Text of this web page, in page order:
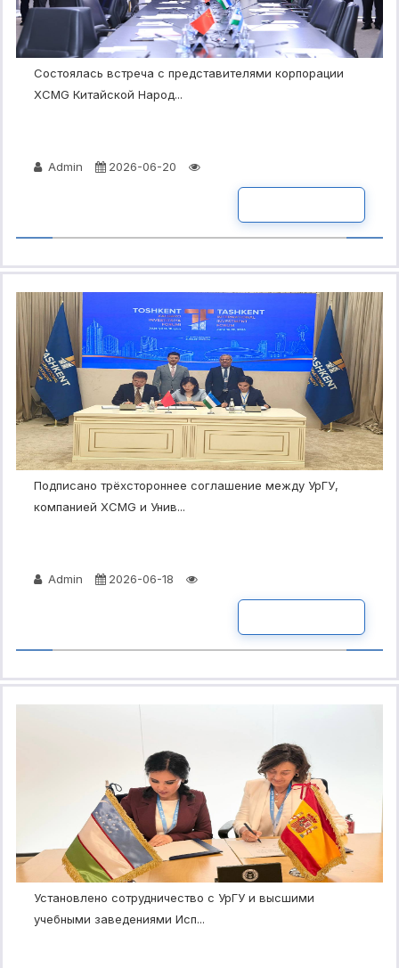
Состоялась встреча с представителями корпорации
XCMG Китайской Народ...
Admin 2026-06-20
Подписано трёхстороннее соглашение между УрГУ,
компанией XCMG и Унив...
Admin 2026-06-18
Установлено сотрудничество с УрГУ и высшими
учебными заведениями Исп...